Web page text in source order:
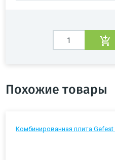
Похожие товары
Комбинированная плита Gefest